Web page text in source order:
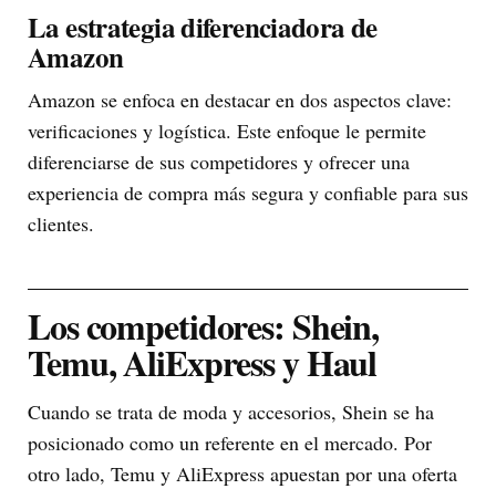
La estrategia diferenciadora de
Amazon
Amazon se enfoca en destacar en dos aspectos clave:
verificaciones y logística. Este enfoque le permite
diferenciarse de sus competidores y ofrecer una
experiencia de compra más segura y confiable para sus
clientes.
Los competidores: Shein,
Temu, AliExpress y Haul
Cuando se trata de moda y accesorios, Shein se ha
posicionado como un referente en el mercado. Por
otro lado, Temu y AliExpress apuestan por una oferta